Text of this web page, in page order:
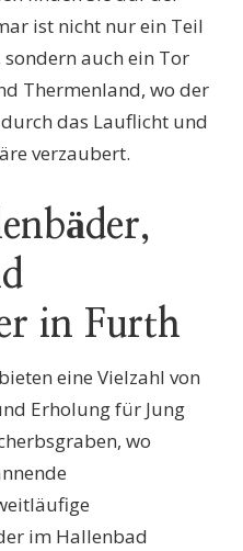
ist nicht nur ein Teil
auch ein Tor
Thermenland, wo der
das Lauflicht und
verzaubert.
in Furth
eine Vielzahl von
Erholung für Jung
wo
im Hallenbad